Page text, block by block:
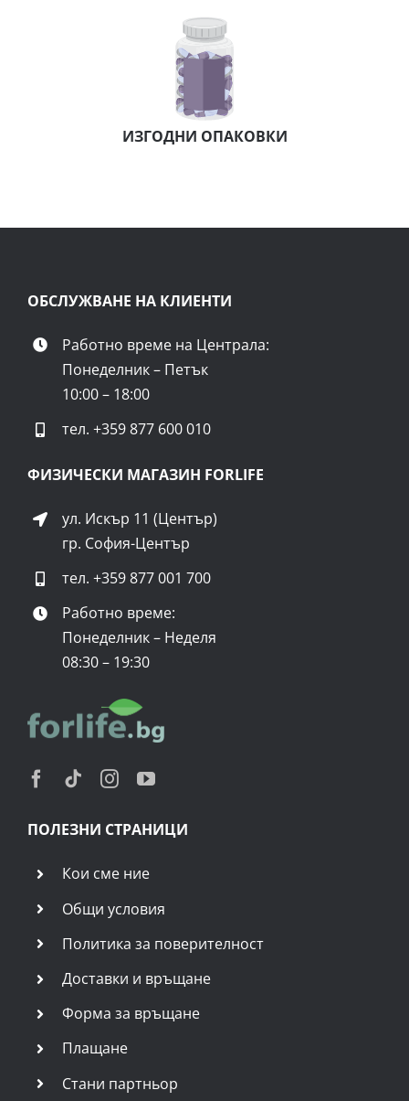
ИЗГОДНИ ОПАКОВКИ
ОБСЛУЖВАНЕ НА КЛИЕНТИ
Работно време на Централа:
Понеделник – Петък
10:00 – 18:00
тел.+359 877 600 010
ФИЗИЧЕСКИ МАГАЗИН FORLIFE
ул. Искър 11 (Център)
гр. София-Център
тел.+359 877 001 700
Работно време:
Понеделник – Неделя
08:30 – 19:30
ПОЛЕЗНИ СТРАНИЦИ
Кои сме ние
Общи условия
Политика за поверителност
Доставки и връщане
Форма за връщане
Плащане
Стани партньор